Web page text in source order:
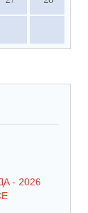
- 2026